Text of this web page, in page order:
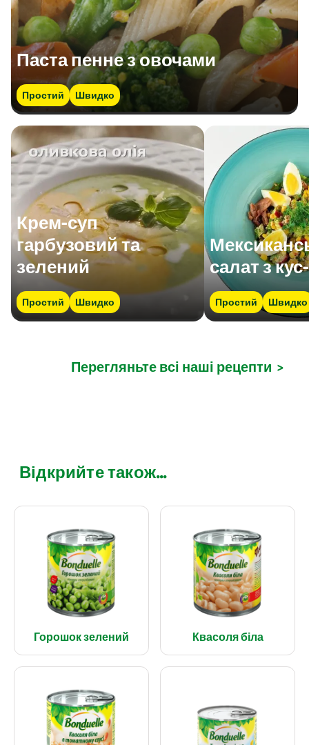
Паста пенне з овочами
Простий Швидко
Крем-суп
гарбузовий та
зелений
Простий Швидко
салат з
Простий Швидко
Перегляньте всі наші рецепти >
Відкрийте також...
Горошок зелений Квасоля біла